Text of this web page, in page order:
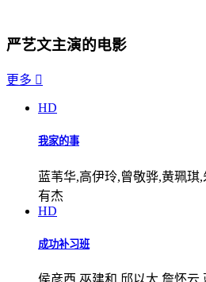
严艺文主演的电影
更多 
HD
我家的事
蓝苇华,高伊玲,曾敬骅,黄珮琪
有杰
HD
成功补习班
侯彦西,巫建和,邱以太,詹怀云